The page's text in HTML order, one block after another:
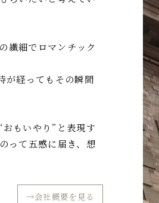
繊細でロマンチック
が経ってもその瞬間
もいやり”と表現す
って五感に届き、想
→会社概要を見る